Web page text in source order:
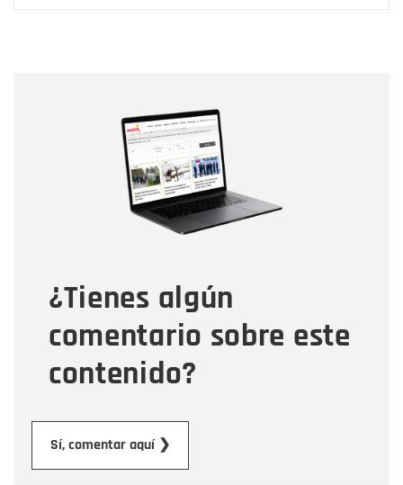
¿Tienes algún
comentario sobre este
contenido?
Sí, comentar aquí ❯
Correo electrónico
Tipo de comentario
Mensaje